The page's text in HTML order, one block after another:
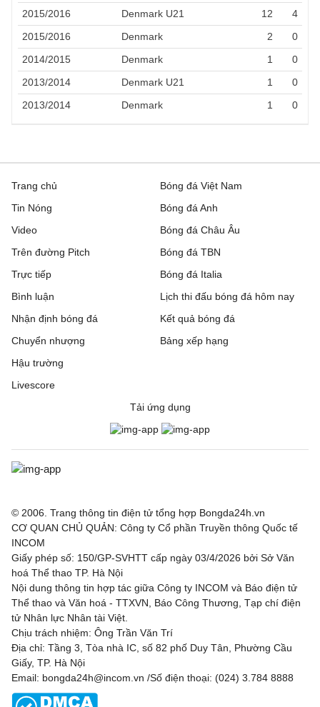
2015/2016
Denmark U21 12
4
2015/2016
Denmark 2
0
2014/2015
Denmark 1
0
2013/2014
Denmark U21 1
0
2013/2014
Denmark 1 0
Trang chủ
Tin Nóng
Video
Trên đường Pitch
Trực tiếp
Bóng đá Việt Nam
Bóng đá Anh
Bóng đá Châu Âu
Bóng đá TBN
Bóng đá Italia
Bình luận
Nhận định bóng đá
Chuyển nhượng
Hậu trường
Livescore
Lịch thi đấu bóng đá hôm nay
Kết quả bóng đá
Bảng xếp hạng
Tải ứng dụng
© 2006. Trang thông tin điện tử tổng hợp Bongda24h.vn
CƠ QUAN CHỦ QUẢN: Công ty Cổ phần Truyền thông Quốc tế
INCOM
Giấy phép số: 150/GP-SVHTT cấp ngày 03/4/2026 bởi Sở Văn
hoá Thể thao TP. Hà Nội
Nội dung thông tin hợp tác giữa Công ty INCOM và Báo điện tử
Thể thao và Văn hoá - TTXVN, Báo Công Thương, Tạp chí điện
tử Nhân lực Nhân tài Việt.
Chịu trách nhiệm: Ông Trần Văn Trí
Địa chỉ: Tầng 3, Tòa nhà IC, số 82 phố Duy Tân, Phường Cầu
Giấy, TP. Hà Nội
Email: bongda24h@incom.vn /Số điện thoại: (024) 3.784 8888